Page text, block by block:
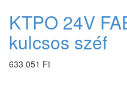
KTPO 24V
kulcsos széf
633 051 Ft